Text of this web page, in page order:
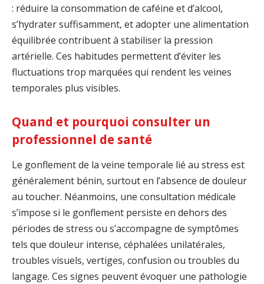
: réduire la consommation de caféine et d’alcool,
s’hydrater suffisamment, et adopter une alimentation
équilibrée contribuent à stabiliser la pression
artérielle. Ces habitudes permettent d’éviter les
fluctuations trop marquées qui rendent les veines
temporales plus visibles.
Quand et pourquoi consulter un
professionnel de santé
Le gonflement de la veine temporale lié au stress est
généralement bénin, surtout en l’absence de douleur
au toucher. Néanmoins, une consultation médicale
s’impose si le gonflement persiste en dehors des
périodes de stress ou s’accompagne de symptômes
tels que douleur intense, céphalées unilatérales,
troubles visuels, vertiges, confusion ou troubles du
langage. Ces signes peuvent évoquer une pathologie